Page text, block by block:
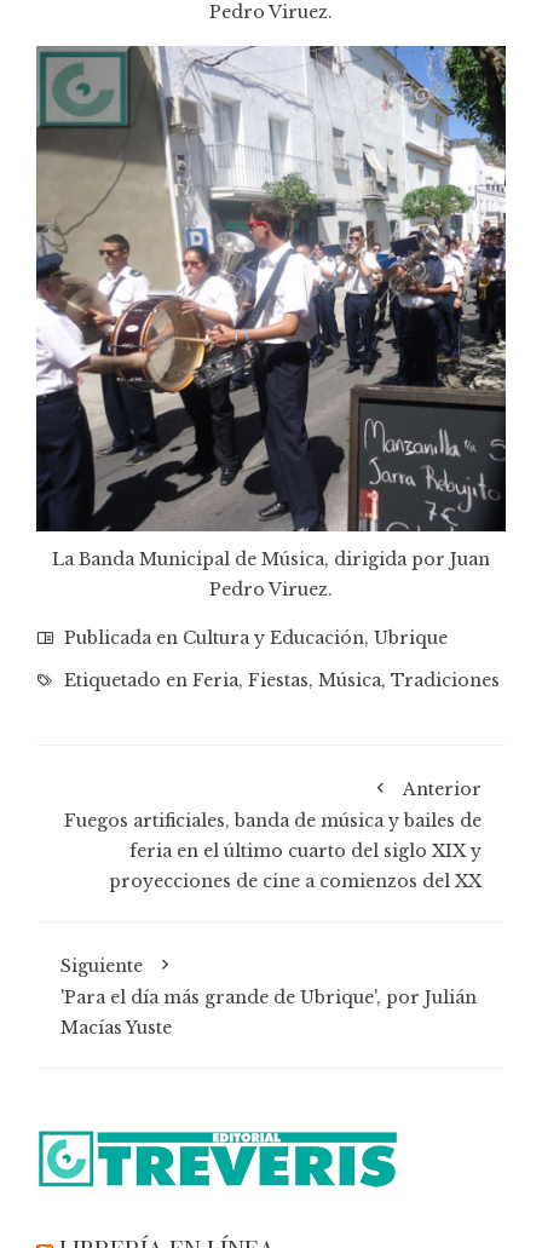
Pedro Viruez.
La Banda Municipal de Música, dirigida por Juan
Pedro Viruez.
Publicada en Cultura y Educación, Ubrique
Etiquetado en Feria, Fiestas, Música, Tradiciones
Anterior
Fuegos artificiales, banda de música y bailes de
feria en el último cuarto del siglo XIX y
proyecciones de cine a comienzos del XX
Siguiente
'Para el día más grande de Ubrique', por Julián
Macías Yuste